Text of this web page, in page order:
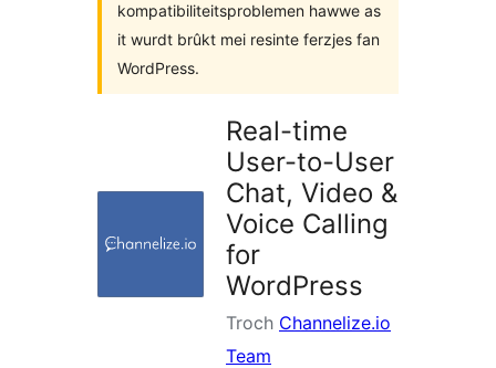
kompatibiliteitsproblemen hawwe as
it wurdt brûkt mei resinte ferzjes fan
WordPress.
Real-time
User-to-User
Chat, Video &
Voice Calling
for
WordPress
Troch Channelize.io
Team